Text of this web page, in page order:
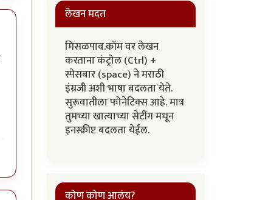
लेखन मदत
मिसळपाव.कॉम वर लेखन
करताना कंट्रोल (Ctrl) +
स्पेसबार (space) ने मराठी
इंग्रजी अशी भाषा बदलता येते.
सुरूवातीला फोनेटिक्स आहे. मात्र
तुमच्या खात्याच्या सेटींग मधून
इनस्क्रीप्ट बदलता येईल.
कोण कोण आलंय?